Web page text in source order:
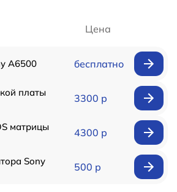
Цена
A6500 бесплатно
платы
3300 р
матрицы
4300 р
Sony
500 р